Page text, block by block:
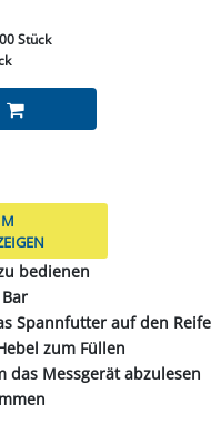
Stück
bedienen
Spannfutter auf den
zum Füllen
das Messgerät abzulesen